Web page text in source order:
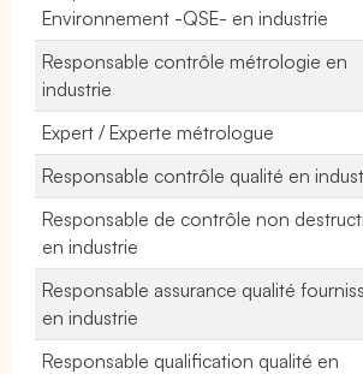
Environnement -QSE- en industrie
Responsable contrôle métrologie en
industrie
Expert / Experte métrologue
Responsable contrôle qualité en
Responsable de contrôle non
en industrie
Responsable assurance qualité
en industrie
Responsable qualification qualité en